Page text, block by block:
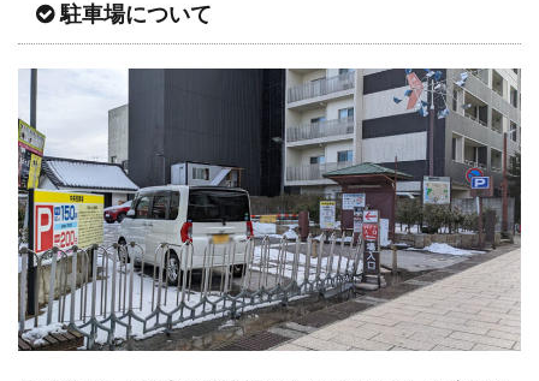
駐車場について